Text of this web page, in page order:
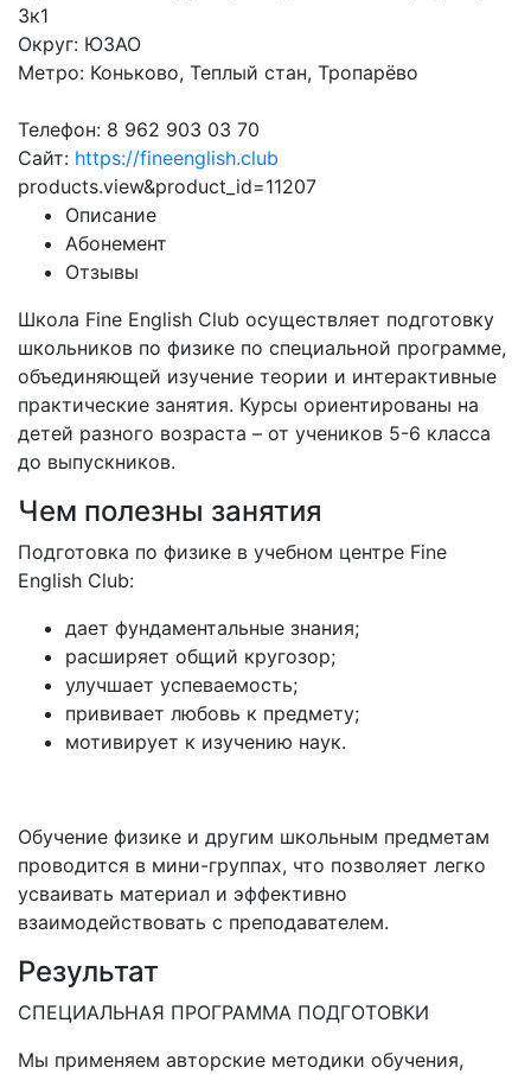
3к1
Округ: ЮЗАО
Метро: Коньково, Теплый стан, Тропарёво
Телефон: 8 962 903 03 70
Сайт: https://fineenglish.club
products.view&product_id=11207
Описание
Абонемент
Отзывы
Школа Fine English Club осуществляет подготовку
школьников по физике по специальной программе,
объединяющей изучение теории и интерактивные
практические занятия. Курсы ориентированы на
детей разного возраста – от учеников 5-6 класса
до выпускников.
Чем полезны занятия
Подготовка по физике в учебном центре Fine
English Club:
дает фундаментальные знания;
расширяет общий кругозор;
улучшает успеваемость;
прививает любовь к предмету;
мотивирует к изучению наук.
Обучение физике и другим школьным предметам
проводится в мини-группах, что позволяет легко
усваивать материал и эффективно
взаимодействовать с преподавателем.
Результат
СПЕЦИАЛЬНАЯ ПРОГРАММА ПОДГОТОВКИ
Мы применяем авторские методики обучения,